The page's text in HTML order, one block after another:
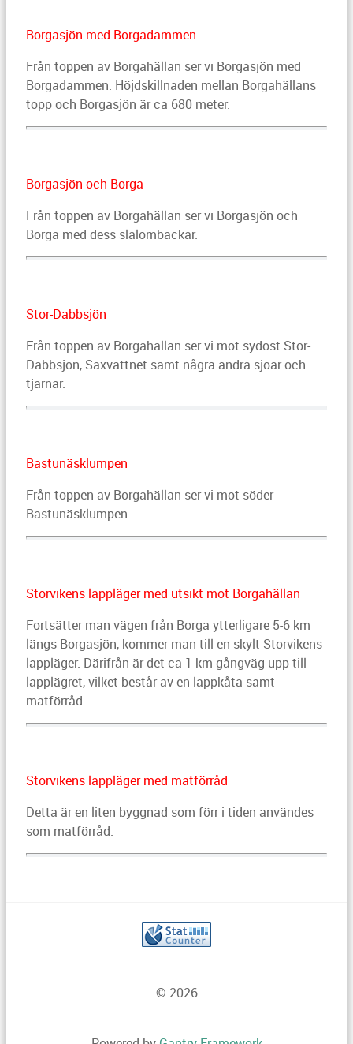
Borgasjön med Borgadammen
Från toppen av Borgahällan ser vi Borgasjön med
Borgadammen. Höjdskillnaden mellan Borgahällans
topp och Borgasjön är ca 680 meter.
Borgasjön och Borga
Från toppen av Borgahällan ser vi Borgasjön och
Borga med dess slalombackar.
Stor-Dabbsjön
Från toppen av Borgahällan ser vi mot sydost Stor-
Dabbsjön, Saxvattnet samt några andra sjöar och
tjärnar.
Bastunäsklumpen
Från toppen av Borgahällan ser vi mot söder
Bastunäsklumpen.
Storvikens lappläger med utsikt mot Borgahällan
Fortsätter man vägen från Borga ytterligare 5-6 km
längs Borgasjön, kommer man till en skylt Storvikens
lappläger. Därifrån är det ca 1 km gångväg upp till
lapplägret, vilket består av en lappkåta samt
matförråd.
Storvikens lappläger med matförråd
Detta är en liten byggnad som förr i tiden användes
som matförråd.
© 2026